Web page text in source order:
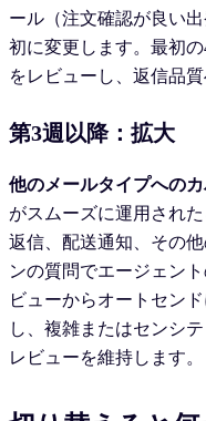
ール（注文確認が良い
初に変更します。最初
をレビューし、返信品
第3週以降：拡大
他のメールタイプへのカ
がスムーズに運用され
返信、配送通知、その
ンの質問でエージェン
ビューからオートセン
し、複雑またはセンシ
レビューを維持します。